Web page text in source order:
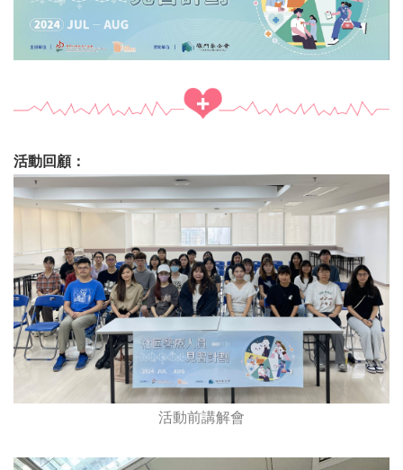
活動回顧：
活動前講解會